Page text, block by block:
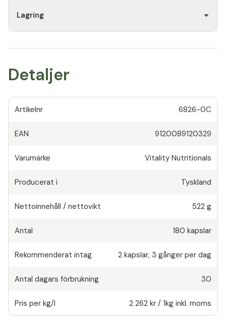
Lagring
Detaljer
Artikelnr 6826-0C
EAN 9120089120329
Varumärke Vitality Nutritionals
Producerat i Tyskland
Nettoinnehåll / nettovikt 522 g
Antal 180 kapslar
Rekommenderat intag 2 kapslar, 3 gånger per dag
Antal dagars förbrukning 30
Pris per kg/l 2 262 kr / 1kg inkl. moms